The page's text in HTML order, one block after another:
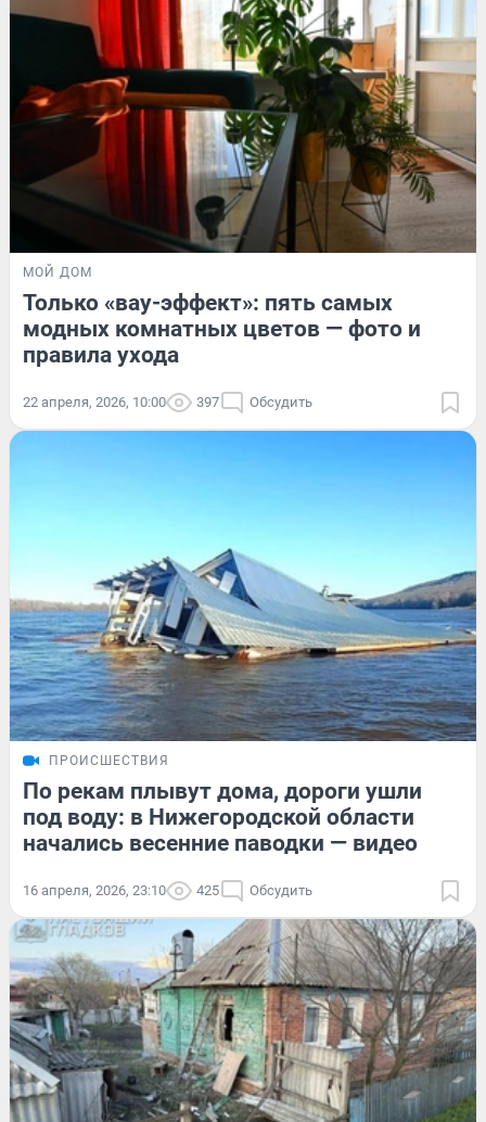
МОЙ ДОМ
Только «вау-эффект»: пять самых
модных комнатных цветов — фото и
правила ухода
22 апреля, 2026, 10:00 397 Обсудить
ПРОИСШЕСТВИЯ
По рекам плывут дома, дороги ушли
под воду: в Нижегородской области
начались весенние паводки — видео
16 апреля, 2026, 23:10 425 Обсудить